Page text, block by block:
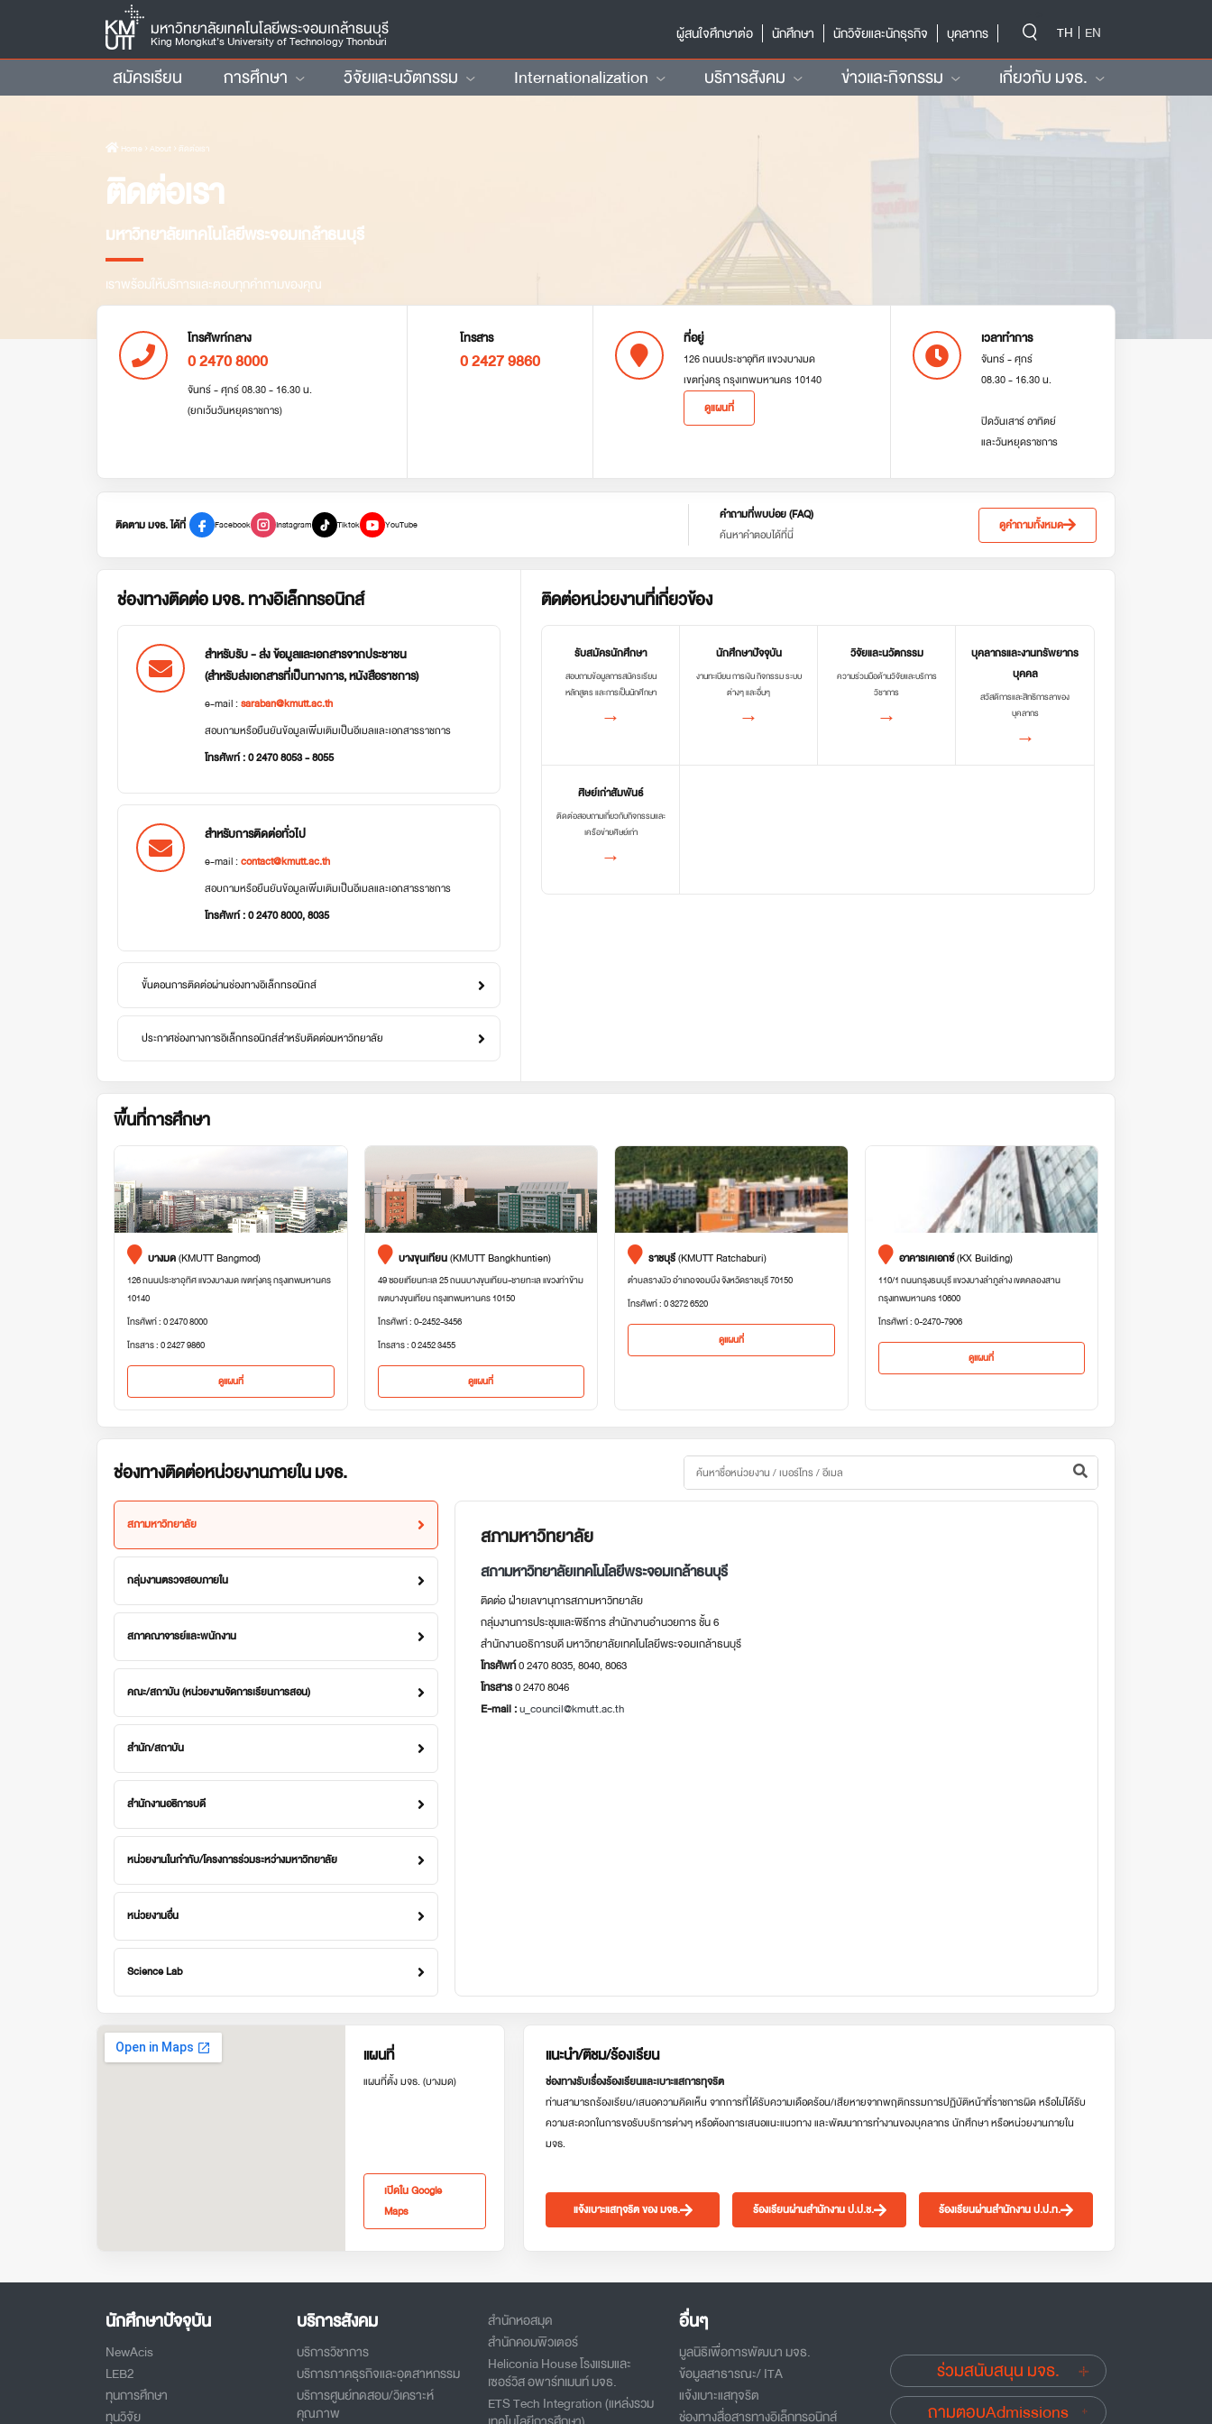
มหาวิทยาลัยเทคโนโลยีพระจอมเกล้าธนบุรี
King Mongkut’s University of Technology Thonburi
ผู้สนใจศึกษาต่อ
นักศึกษา นักวิจัยและนักธุรกิจ บุคลากร TH EN
สมัครเรียน การศึกษา วิจัยและนวัตกรรม Internationalization บริการสังคม ข่าวและกิจกรรม เกี่ยวกับ มจธ.
Home › About › ติดต่อเรา
ติดต่อเรา
มหาวิทยาลัยเทคโนโลยีพระจอมเกล้าธนบุรี
เราพร้อมให้บริการและตอบทุกคำถามของคุณ
โทรศัพท์กลาง
0 2470 8000
จันทร์ - ศุกร์ 08.30 - 16.30 น.
(ยกเว้นวันหยุดราชการ)
โทรสาร
0 2427 9860
ที่อยู่
126 ถนนประชาอุทิศ แขวงบางมด
เขตทุ่งครุ กรุงเทพมหานคร 10140
ดูแผนที่
เวลาทำการ
จันทร์ - ศุกร์
08.30 - 16.30 น.
ปิดวันเสาร์ อาทิตย์
และวันหยุดราชการ
ติดตาม มจธ. ได้ที่ Facebook Instagram Tiktok YouTube
คำถามที่พบบ่อย (FAQ)
ค้นหาคำตอบได้ที่นี่
ดูคำถามทั้งหมด
ช่องทางติดต่อ มจธ. ทางอิเล็กทรอนิกส์
สำหรับรับ - ส่ง ข้อมูลและเอกสารจากประชาชน
(สำหรับส่งเอกสารที่เป็นทางการ, หนังสือราชการ)
e-mail :saraban@kmutt.ac.th
สอบถามหรือยืนยันข้อมูลเพิ่มเติมเป็นอีเมลและเอกสารราชการ
โทรศัพท์ : 0 2470 8053 - 8055
สำหรับการติดต่อทั่วไป
e-mail :contact@kmutt.ac.th
สอบถามหรือยืนยันข้อมูลเพิ่มเติมเป็นอีเมลและเอกสารราชการ
โทรศัพท์ : 0 2470 8000, 8035
ขั้นตอนการติดต่อผ่านช่องทางอิเล็กทรอนิกส์
ประกาศช่องทางการอิเล็กทรอนิกส์สำหรับติดต่อมหาวิทยาลัย
ติดต่อหน่วยงานที่เกี่ยวข้อง
รับสมัครนักศึกษา
สอบถามข้อมูลการสมัครเรียน
หลักสูตร และการเป็นนักศึกษา
→
นักศึกษาปัจจุบัน
งานทะเบียน การเงิน กิจกรรม ระบบ
ต่างๆ และอื่นๆ
→
วิจัยและนวัตกรรม
ความร่วมมือด้านวิจัยและบริการ
วิชาการ
→
บุคลากรและงานทรัพยากร
บุคคล
สวัสดิการและสิทธิการลาของ
บุคลากร
→
ศิษย์เก่าสัมพันธ์
ติดต่อสอบถามเกี่ยวกับกิจกรรมและ
เครือข่ายศิษย์เก่า
→
พื้นที่การศึกษา
บางมด(KMUTT Bangmod)
126 ถนนประชาอุทิศ แขวงบางมด เขตทุ่งครุ กรุงเทพมหานคร
10140
โทรศัพท์ : 0 2470 8000
โทรสาร : 0 2427 9860
ดูแผนที่
บางขุนเทียน(KMUTT Bangkhuntien)
49 ซอยเทียนทะเล 25 ถนนบางขุนเทียน-ชายทะเล แขวงท่าข้าม
เขตบางขุนเทียน กรุงเทพมหานคร 10150
โทรศัพท์ : 0-2452-3456
โทรสาร : 0 2452 3455
ดูแผนที่
ราชบุรี(KMUTT Ratchaburi)
ตำบลรางบัว อำเภอจอมบึง จังหวัดราชบุรี 70150
โทรศัพท์ : 0 3272 6520
ดูแผนที่
อาคารเคเอกซ์(KX Building)
110/1 ถนนกรุงธนบุรี แขวงบางลำภูล่าง เขตคลองสาน
กรุงเทพมหานคร 10600
โทรศัพท์ : 0-2470-7906
ดูแผนที่
ช่องทางติดต่อหน่วยงานภายใน มจธ.
สภามหาวิทยาลัย
กลุ่มงานตรวจสอบภายใน
สภาคณาจารย์และพนักงาน
คณะ/สถาบัน (หน่วยงานจัดการเรียนการสอน)
สำนัก/สถาบัน
สำนักงานอธิการบดี
หน่วยงานในกำกับ/โครงการร่วมระหว่างมหาวิทยาลัย
หน่วยงานอื่น
Science Lab
สภามหาวิทยาลัย
สภามหาวิทยาลัยเทคโนโลยีพระจอมเกล้าธนบุรี
ติดต่อ ฝ่ายเลขานุการสภามหาวิทยาลัย
กลุ่มงานการประชุมและพิธีการ สำนักงานอำนวยการ ชั้น 6
สำนักงานอธิการบดี มหาวิทยาลัยเทคโนโลยีพระจอมเกล้าธนบุรี
โทรศัพท์0 2470 8035, 8040, 8063
โทรสาร0 2470 8046
E-mail :u_council@kmutt.ac.th
แผนที่
แผนที่ตั้ง มจธ. (บางมด)
เปิดใน Google
Maps
แนะนำ/ติชม/ร้องเรียน
ช่องทางรับเรื่องร้องเรียนและเบาะแสการทุจริต
ท่านสามารถร้องเรียน/เสนอความคิดเห็น จากการที่ได้รับความเดือดร้อน/เสียหายจากพฤติกรรมการปฏิบัติหน้าที่ราชการผิด หรือไม่ได้รับ
ความสะดวกในการขอรับบริการต่างๆ หรือต้องการเสนอแนะแนวทาง และพัฒนาการทำงานของบุคลากร นักศึกษา หรือหน่วยงานภายใน
มจธ.
แจ้งเบาะแสทุจริต ของ มจธ. ร้องเรียนผ่านสำนักงาน ป.ป.ช. ร้องเรียนผ่านสำนักงาน ป.ป.ท.
นักศึกษาปัจจุบัน
NewAcis
LEB2
ทุนการศึกษา
ทุนวิจัย
บริการสังคม
บริการวิชาการ
บริการภาคธุรกิจและอุตสาหกรรม
บริการศูนย์ทดสอบ/วิเคราะห์
คุณภาพ
สำนักหอสมุด
สำนักคอมพิวเตอร์
Heliconia House โรงแรมและ
เซอร์วิส อพาร์ทเมนท์ มจธ.
ETS Tech Integration (แหล่งรวม
อื่นๆ
มูลนิธิเพื่อการพัฒนา มจธ.
ข้อมูลสาธารณะ/ ITA
แจ้งเบาะแสทุจริต
ช่องทางสื่อสารทางอิเล็กทรอนิกส์
ร่วมสนับสนุน มจธ.
ถามตอบAdmissions